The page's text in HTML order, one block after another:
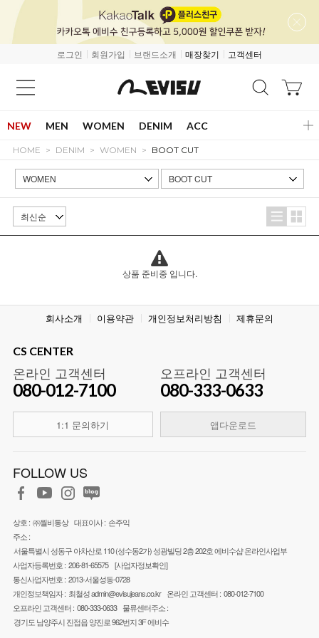
로그인 회원가입 브랜드소개 매장찾기 고객센터
NEW MEN WOMEN DENIM ACC
HOME DENIM WOMEN BOOT CUT
상품 준비중 입니다.
회사소개 이용약관 개인정보처리방침 제휴문의
CS CENTER
온라인 고객센터
080-012-7100
1:1 문의하기
오프라인 고객센터
080-333-0633
앱다운로드
FOLLOW US
상호 : ㈜월비통상 대표이사 : 손주익
주소 :
서울특별시 성동구 아차산로 110 (성수동2가) 성광빌딩 2층 202호 에비수샵 온라인사업부
사업자등록번호 : 206-81-65575 [사업자정보확인]
통신사업자번호 : 2013-서울성동-0728
개인정보책임자 : 최철성admin@evisujeans.co.kr 온라인 고객센터 : 080-012-7100
오프라인 고객센터 : 080-333-0633 물류센터주소 :
경기도 남양주시 진접읍 양진로 962번지 3F 에비수